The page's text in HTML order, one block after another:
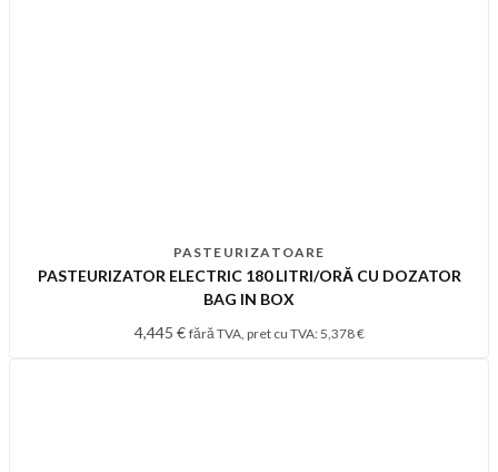
PASTEURIZATOARE
PASTEURIZATOR ELECTRIC 180 LITRI/ORĂ CU DOZATOR
BAG IN BOX
4,445 € fără TVA, pret cu TVA: 5,378€